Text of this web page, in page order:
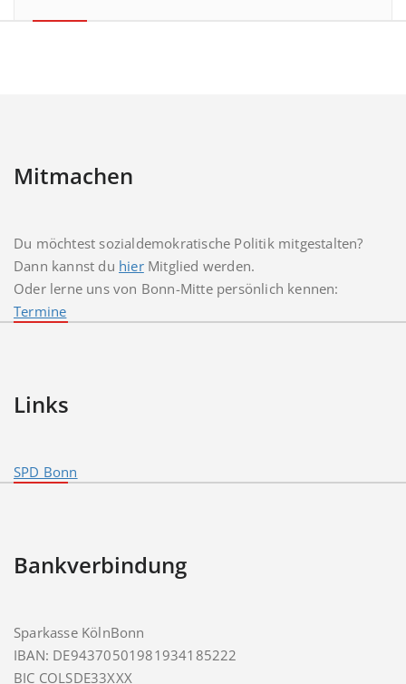
Mitmachen
Du möchtest sozialdemokratische Politik mitgestalten?
Dann kannst du hierMitglied werden.
Oder lerne uns von Bonn-Mitte persönlich kennen:
Termine
Links
SPD Bonn
Bankverbindung
Sparkasse KölnBonn
IBAN: DE94370501981934185222
BIC COLSDE33XXX